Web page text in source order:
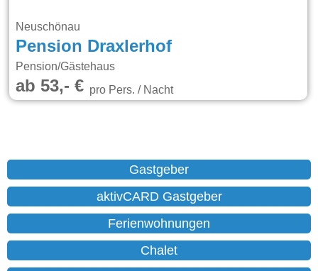
Neuschönau
Pension Draxlerhof
Pension/Gästehaus
ab 53,- €pro Pers. / Nacht
Gastgeber
aktivCARD Gastgeber
Ferienwohnungen
Chalet